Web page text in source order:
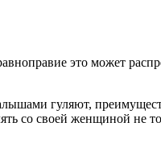
это может
гуляют,
со своей женщиной не